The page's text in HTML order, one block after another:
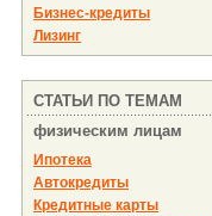
Бизнес-кредиты
Лизинг
СТАТЬИ ПО ТЕМАМ
физическим лицам
Ипотека
Автокредиты
Кредитные карты